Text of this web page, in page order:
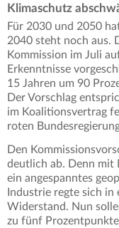
Klimaschutz
Für 2030 und 2050
2040 steht noch aus.
Kommission im Juli
Erkenntnisse
15 Jahren um 90
Der Vorschlag
im Koalitionsvertrag
roten
Den
deutlich ab. Denn mit
ein angespanntes
Industrie regte sich
Widerstand. Nun
zu fünf